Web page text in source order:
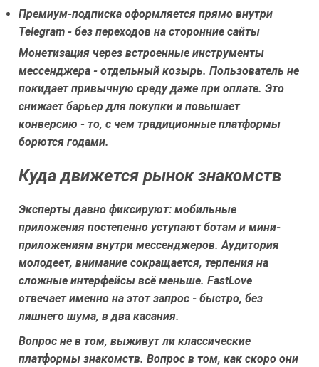
Премиум-подписка оформляется прямо внутри
Telegram - без переходов на сторонние сайты
Монетизация через встроенные инструменты
мессенджера - отдельный козырь. Пользователь не
покидает привычную среду даже при оплате. Это
снижает барьер для покупки и повышает
конверсию - то, с чем традиционные платформы
борются годами.
Куда движется рынок знакомств
Эксперты давно фиксируют: мобильные
приложения постепенно уступают ботам и мини-
приложениям внутри мессенджеров. Аудитория
молодеет, внимание сокращается, терпения на
сложные интерфейсы всё меньше. FastLove
отвечает именно на этот запрос - быстро, без
лишнего шума, в два касания.
Вопрос не в том, выживут ли классические
платформы знакомств. Вопрос в том, как скоро они